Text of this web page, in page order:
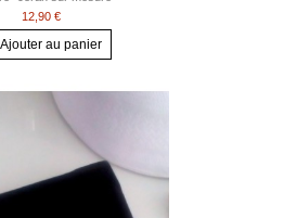
12,90 €
Ajouter au panier